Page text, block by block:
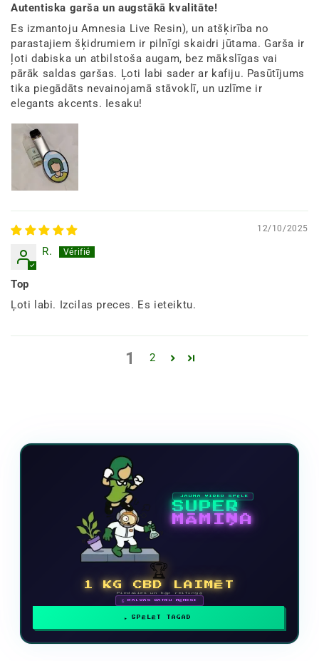
Autentiska garša un augstākā kvalitāte!
Es izmantoju Amnesia Live Resin), un atšķirība no
parastajiem šķidrumiem ir pilnīgi skaidri jūtama. Garša ir
ļoti dabiska un atbilstoša augam, bez mākslīgas vai
pārāk saldas garšas. Ļoti labi sader ar kafiju. Pasūtījums
tika piegādāts nevainojamā stāvoklī, un uzlīme ir
elegants akcents. Iesaku!
12/10/2025
R.
Top
Ļoti labi. Izcilas preces. Es ieteiktu.
1 2
JAUNA VIDEO SPĒLE
SUPER
MĀMIŅA
🏆
1 KG CBD LAIMĒT
Piedalies un kāp reitingā
🗓 BALVAS KATRU MĒNESI
SPĒLĒT TAGAD